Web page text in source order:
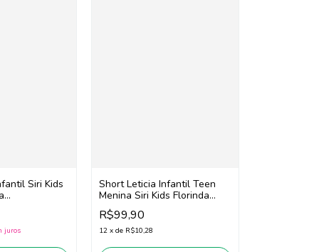
Siri Kids
Roxo)
juros
Short Leticia Infantil Teen
Menina Siri Kids Florinda
43062 (Amarelo Neon)
R$99,90
12 x de R$10,28